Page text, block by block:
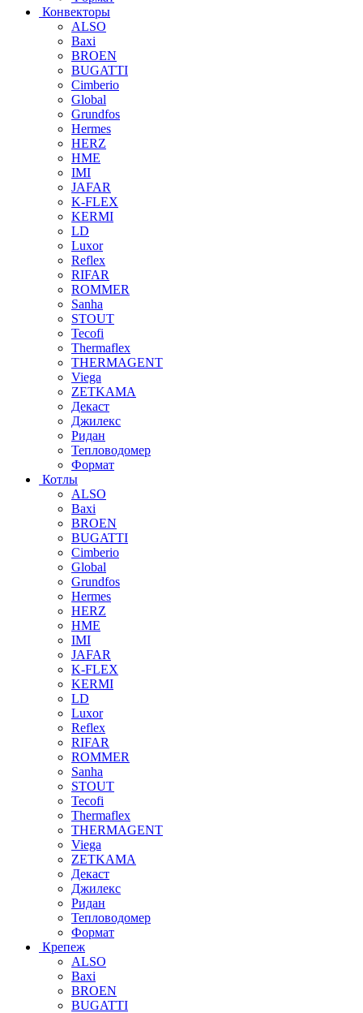
Конвекторы
ALSO
Baxi
BROEN
BUGATTI
Cimberio
Global
Grundfos
Hermes
HERZ
HME
IMI
JAFAR
K-FLEX
KERMI
LD
Luxor
Reflex
RIFAR
ROMMER
Sanha
STOUT
Tecofi
Thermaflex
THERMAGENT
Viega
ZETKAMA
Декаст
Джилекс
Ридан
Тепловодомер
Формат
Котлы
ALSO
Baxi
BROEN
BUGATTI
Cimberio
Global
Grundfos
Hermes
HERZ
HME
IMI
JAFAR
K-FLEX
KERMI
LD
Luxor
Reflex
RIFAR
ROMMER
Sanha
STOUT
Tecofi
Thermaflex
THERMAGENT
Viega
ZETKAMA
Декаст
Джилекс
Ридан
Тепловодомер
Формат
Крепеж
ALSO
Baxi
BROEN
BUGATTI